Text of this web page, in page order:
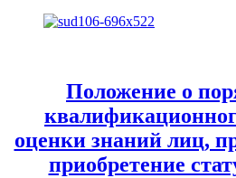
Положение о
оценки знаний лиц,
приобретение